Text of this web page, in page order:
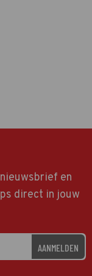
en
direct in jouw
AANMELDEN